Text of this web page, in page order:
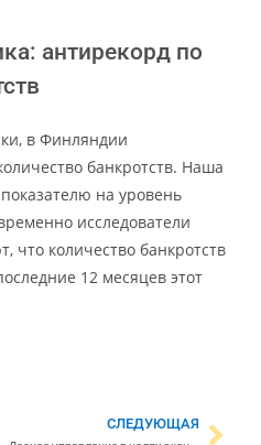
антирекорд по
в Финляндии
банкротств. Наша
на уровень
исследователи
что количество банкротств
12 месяцев этот
СЛЕДУЮЩАЯ